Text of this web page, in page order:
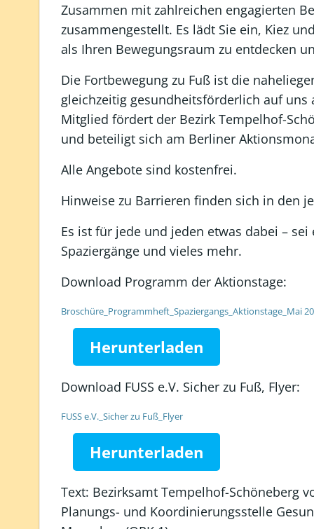
Zusammen mit zahlreichen engagierten
zusammengestellt. Es lädt Sie ein, Kiez
als Ihren Bewegungsraum zu entdecken
Die Fortbewegung zu Fuß ist die
gleichzeitig gesundheitsförderlich auf
Mitglied fördert der Bezirk Tempelhof-
und beteiligt sich am Berliner
Alle Angebote sind kostenfrei.
Hinweise zu Barrieren finden sich in den
Es ist für jede und jeden etwas dabei –
Spaziergänge und vieles mehr.
Download Programm der Aktionstage:
Broschüre_Programmheft_Spaziergangs_Aktionstage_Mai
Herunterladen
Download FUSS e.V. Sicher zu Fuß, Flyer:
FUSS e.V._Sicher zu Fuß_Flyer
Herunterladen
Text: Bezirksamt Tempelhof-Schöneberg
Planungs- und Koordinierungsstelle